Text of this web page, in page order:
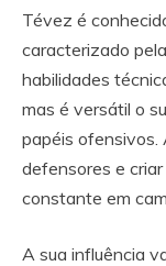
Tévez é
caracterizado
habilidades
mas é versátil o
papéis ofensivos.
defensores e
constante em
A sua influência